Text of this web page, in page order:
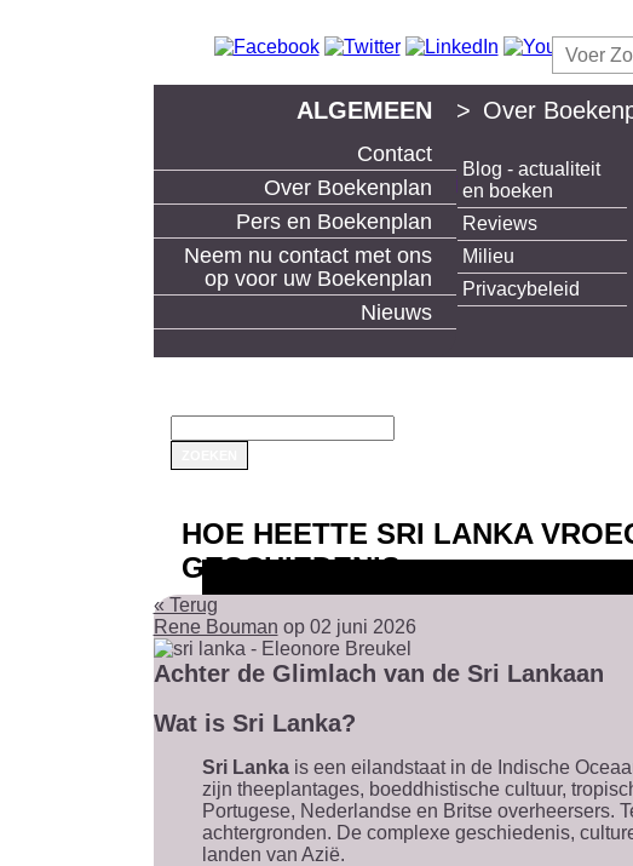
ALGEMEEN
Contact
Over Boekenplan
Blog - actualiteit
en boeken
Reviews
Milieu
Privacybeleid
Pers en Boekenplan
Neem nu contact met ons
op voor uw Boekenplan
Nieuws
> Over
boek uitgeven en boeken maken bij Boekenplan
HOE HEETTE SRI LANKA
GESCHIEDENIS
« Terug
Rene Bouman op 02 juni 2026
Achter de Glimlach van de Sri Lankaan
Wat is Sri Lanka?
Sri Lankais een eilandstaat in de Indische
zijn theeplantages, boeddhistische cultuur,
Portugese, Nederlandse en Britse overheersers.
achtergronden. De complexe geschiedenis,
landen van Azië.